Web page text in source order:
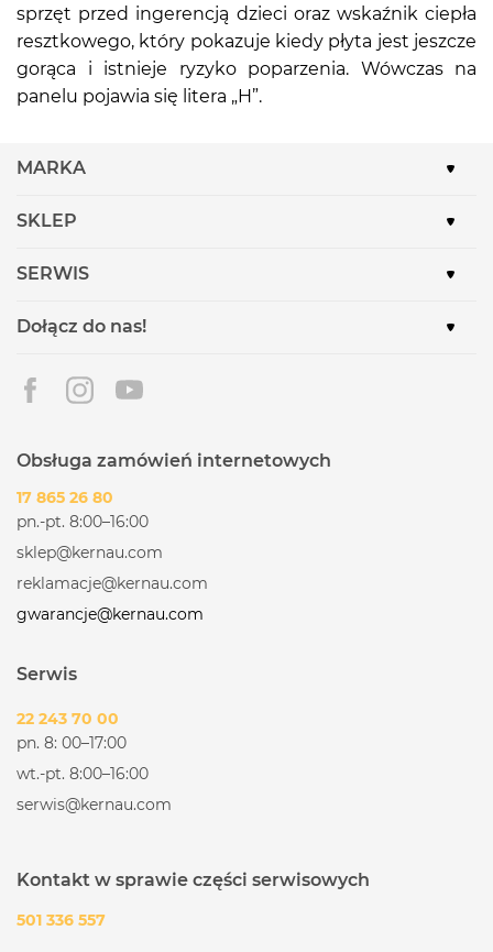
sprzęt przed ingerencją dzieci oraz wskaźnik ciepła
resztkowego, który pokazuje kiedy płyta jest jeszcze
gorąca i istnieje ryzyko poparzenia. Wówczas na
panelu pojawia się litera „H”.
MARKA
SKLEP
SERWIS
Dołącz do nas!
Obsługa zamówień internetowych
17 865 26 80
pn.-pt. 8:00–16:00
sklep@kernau.com
reklamacje@kernau.com
gwarancje@kernau.com
Serwis
22 243 70 00
pn. 8: 00–17:00
wt.-pt. 8:00–16:00
serwis@kernau.com
Kontakt w sprawie części serwisowych
501 336 557